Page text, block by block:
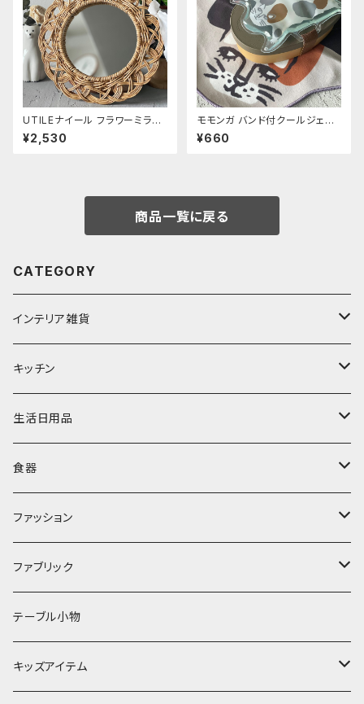
UTILEナイール フラワーミラー
Sサイズ
¥2,530
モモンガ バンド付クールジェル
ミケ
¥660
商品一覧に戻る
CATEGORY
インテリア雑貨
置物・オブジェ
ミラー
ぬいぐるみ
時計
フラワーベース
ランプ
キッチン
水筒・マグ
カトラリー
食器
その他
生活日用品
タオル・ハンカチ
キッチンクロス
その他
食器
コップ・マグカップ
プレート
ボウル
お茶碗
ファッション
バッグ
エプロン
財布・ポーチ
ファブリック
タオル
クッションカバー
テーブル小物
キッズアイテム